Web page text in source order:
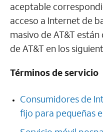
aceptable
acceso a Internet de
masivo deAT&T están
deAT&T en los
Términos de servicio
Consumidores de
fijo para pequeñas